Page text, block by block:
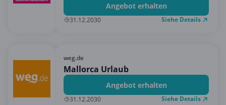
Angebot erhalten
31.12.2030 Siehe Details
weg.de
Mallorca Urlaub
Angebot erhalten
31.12.2030 Siehe Details